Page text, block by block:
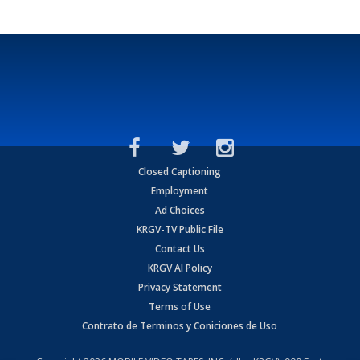
Closed Captioning
Employment
Ad Choices
KRGV-TV Public File
Contact Us
KRGV AI Policy
Privacy Statement
Terms of Use
Contrato de Terminos y Coniciones de Uso